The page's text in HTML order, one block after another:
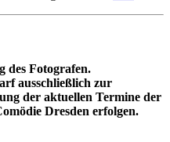
des Fotografen.
ausschließlich zur
der aktuellen Termine der
Dresden erfolgen.